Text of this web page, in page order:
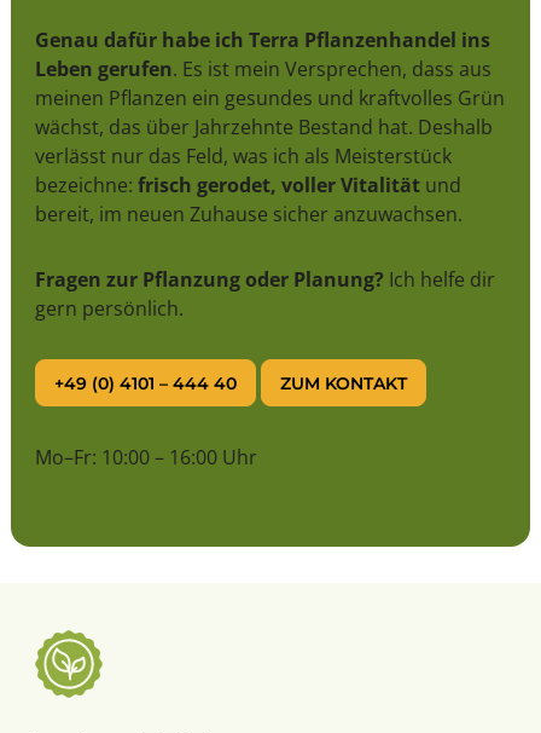
Genau dafür habe ich Terra Pflanzenhandel ins
Leben gerufen. Es ist mein Versprechen, dass aus
meinen Pflanzen ein gesundes und kraftvolles Grün
wächst, das über Jahrzehnte Bestand hat. Deshalb
verlässt nur das Feld, was ich als Meisterstück
bezeichne: frisch gerodet, voller Vitalitätund
bereit, im neuen Zuhause sicher anzuwachsen.
Fragen zur Pflanzung oder Planung? Ich helfe dir
gern persönlich.
+49 (0) 4101 – 444 40 ZUM KONTAKT
Mo–Fr: 10:00 – 16:00 Uhr